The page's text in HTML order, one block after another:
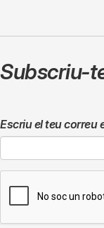
Subscriu-
Escriu el teu correu